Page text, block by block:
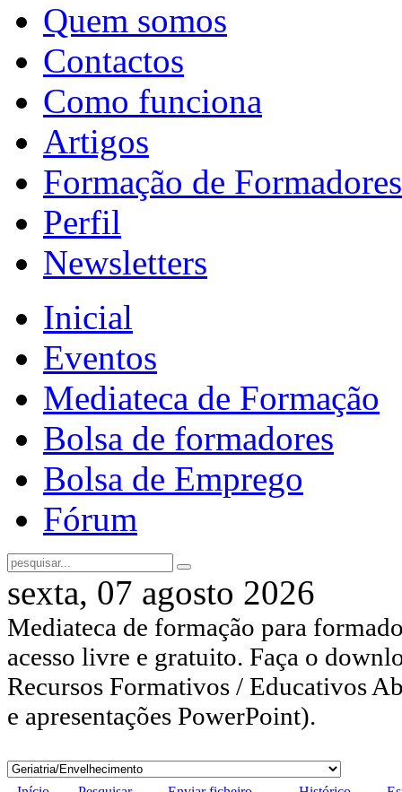
Quem somos
Contactos
Como funciona
Artigos
Formação de Formadores
Perfil
Newsletters
Inicial
Eventos
Mediateca de Formação
Bolsa de formadores
Bolsa de Emprego
Fórum
sexta, 07 agosto 2026
Mediateca de formação para
acesso livre e gratuito. Faça o
Recursos Formativos / Educativos
e apresentações PowerPoint).